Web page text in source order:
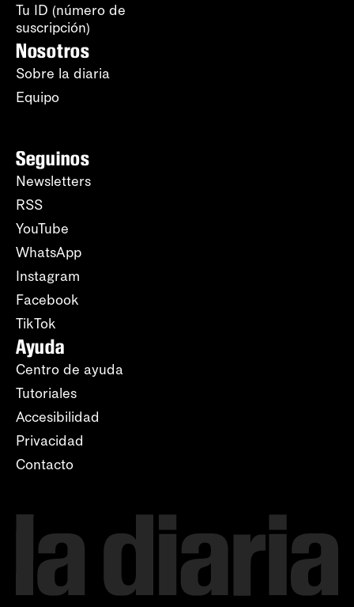
Tu ID (número de
suscripción)
Nosotros
Sobre la diaria
Equipo
Seguinos
Newsletters
RSS
YouTube
WhatsApp
Instagram
Facebook
TikTok
Ayuda
Centro de ayuda
Tutoriales
Accesibilidad
Privacidad
Contacto